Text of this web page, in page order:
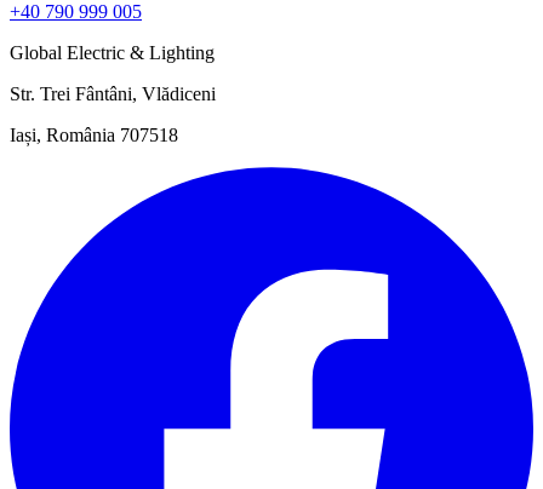
+40 790 999 005
Global Electric & Lighting
Str. Trei Fântâni, Vlădiceni
Iași, România 707518